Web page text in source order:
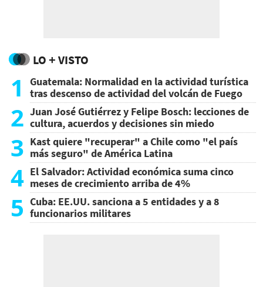
LO + VISTO
1
Guatemala: Normalidad en la actividad turística
tras descenso de actividad del volcán de Fuego
2 Juan José Gutiérrez y Felipe Bosch: lecciones de
cultura, acuerdos y decisiones sin miedo
3 Kast quiere "recuperar" a Chile como "el país
más seguro" de América Latina
4 El Salvador: Actividad económica suma cinco
meses de crecimiento arriba de 4%
5 Cuba: EE.UU. sanciona a 5 entidades y a 8
funcionarios militares